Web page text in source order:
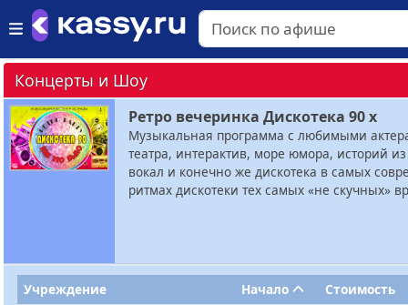
Концерты и Шоу
Ретро вечеринка Дискотека 90 х
Музыкальная программа с любимыми
театра, интерактив, море юмора, историй
вокал и конечно же дискотека в самых
ритмах дискотеки тех самых «не скучных»
Учреждение Начало
Стоимость